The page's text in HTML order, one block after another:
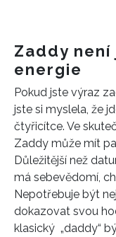
Zaddy není
energie
Pokud jste výraz
jste si myslela, že
čtyřicítce. Ve
Zaddy může mít
Důležitější než
má sebevědomí,
Nepotřebuje být
dokazovat svou
klasický „daddy“